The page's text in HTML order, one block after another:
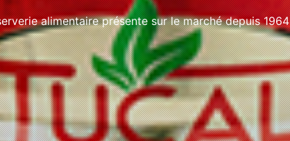
alimentaire présente sur le marché depuis 1964